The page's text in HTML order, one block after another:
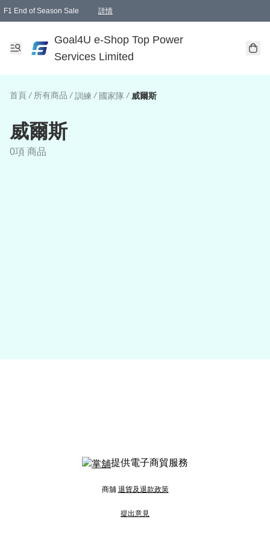
F1 End of Season Sale 詳情
Goal4U e-Shop Top Power
Services Limited
首頁 / 所有商品 / 訓練 / 國家隊 / 威爾斯
威爾斯
0項 商品
提供電子商貿服務
商舖 退貨及退款政策
提出意見